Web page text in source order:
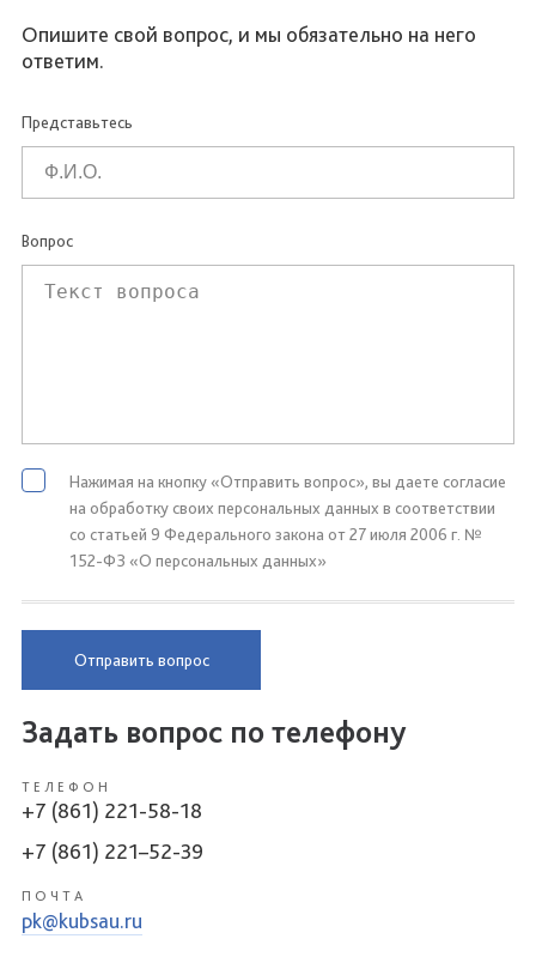
Опишите свой вопрос, и мы обязательно на него
ответим.
Представьтесь
Вопрос
Нажимая на кнопку «Отправить вопрос», вы даете согласие
на обработку своих персональных данных в соответствии
со статьей 9 Федерального закона от 27 июля 2006 г. №
152-ФЗ «О персональных данных»
Отправить вопрос
Задать вопрос по телефону
ТЕЛЕФОН
+7 (861) 221-58-18
+7 (861) 221–52-39
ПОЧТА
pk@kubsau.ru